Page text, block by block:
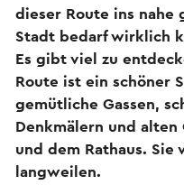
dieser Route ins nahe
Stadt bedarf wirklich
Es gibt viel zu
Route ist ein schöner
gemütliche Gassen,
Denkmälern und alten
und dem Rathaus.
langweilen.